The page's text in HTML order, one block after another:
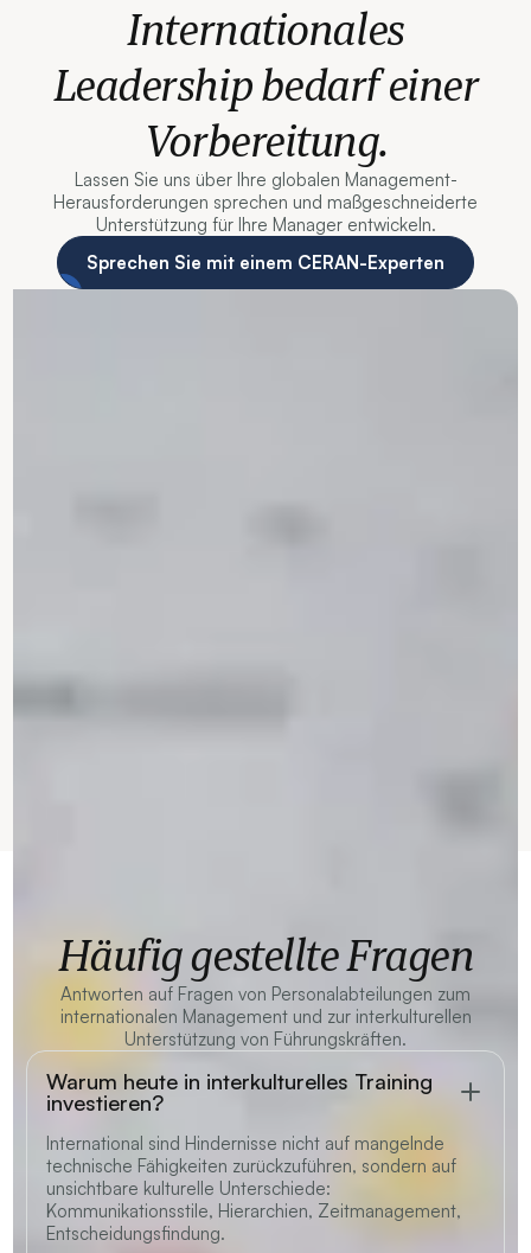
Internationales
Leadership bedarf einer
Vorbereitung.
Lassen Sie uns über Ihre globalen Management-
Herausforderungen sprechen und maßgeschneiderte
Unterstützung für Ihre Manager entwickeln.
Sprechen Sie mit einem CERAN-Experten
Häufig gestellte Fragen
Antworten auf Fragen von Personalabteilungen zum
internationalen Management und zur interkulturellen
Unterstützung von Führungskräften.
Warum heute in interkulturelles Training
investieren?
International sind Hindernisse nicht auf mangelnde
technische Fähigkeiten zurückzuführen, sondern auf
unsichtbare kulturelle Unterschiede:
Kommunikationsstile, Hierarchien, Zeitmanagement,
Entscheidungsfindung.